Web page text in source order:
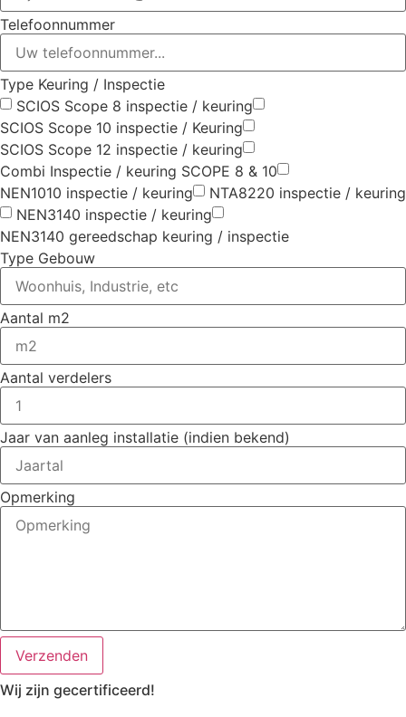
Telefoonnummer
Type Keuring / Inspectie
SCIOS Scope 8 inspectie / keuring
SCIOS Scope 10 inspectie / Keuring
SCIOS Scope 12 inspectie / keuring
Combi Inspectie / keuring SCOPE 8 & 10
NEN1010 inspectie / keuring
NTA8220 inspectie / keuring
NEN3140 inspectie / keuring
NEN3140 gereedschap keuring / inspectie
Type Gebouw
Aantal m2
Aantal verdelers
Jaar van aanleg installatie (indien bekend)
Opmerking
Verzenden
Wij zijn gecertificeerd!